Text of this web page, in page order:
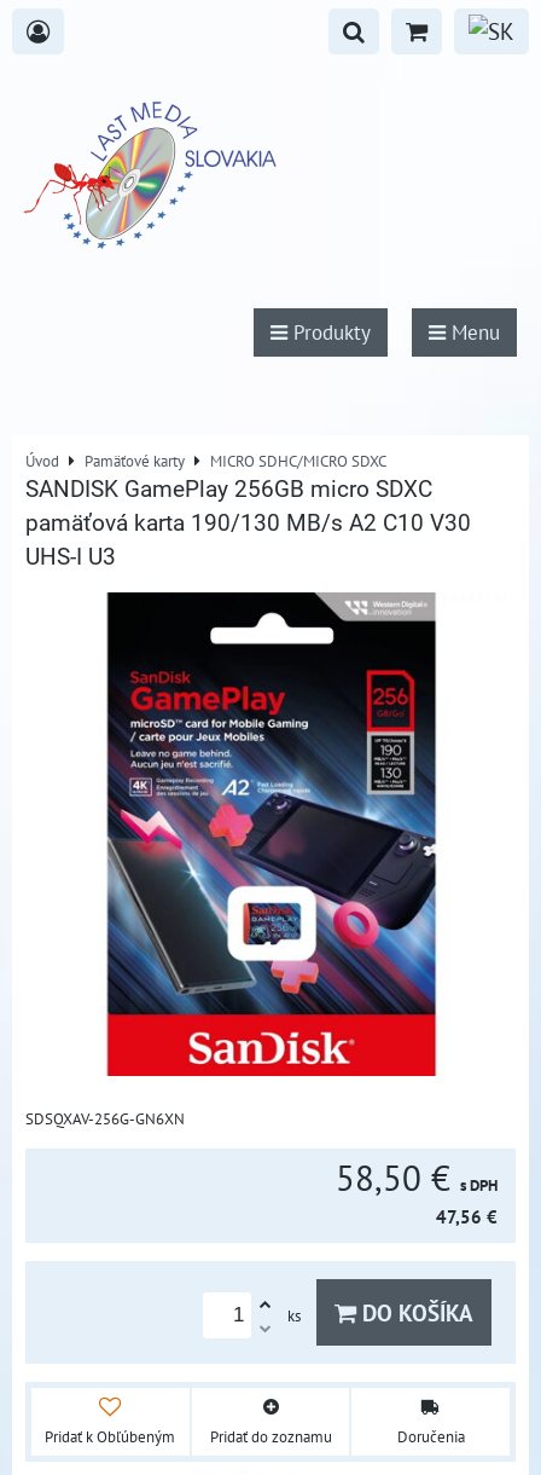
Produkty Menu
Úvod Pamäťové karty MICRO SDHC/MICRO SDXC
SANDISK GamePlay 256GB micro SDXC
pamäťová karta 190/130 MB/s A2 C10 V30
UHS-I U3
SDSQXAV-256G-GN6XN
58,50 € s DPH
47,56 €
ks DO KOŠÍKA
Pridať k Obľúbeným Pridať do zoznamu Doručenia